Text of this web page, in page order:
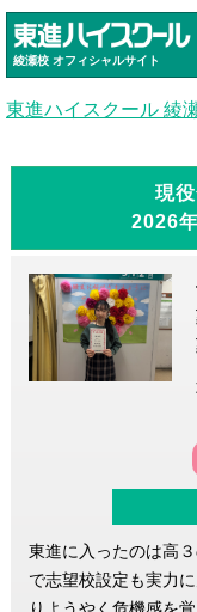
綾瀬校 オフィシャルサイト
東進ハイスクール 綾
現
2026
東進に入ったのは高
で志望校設定も実力